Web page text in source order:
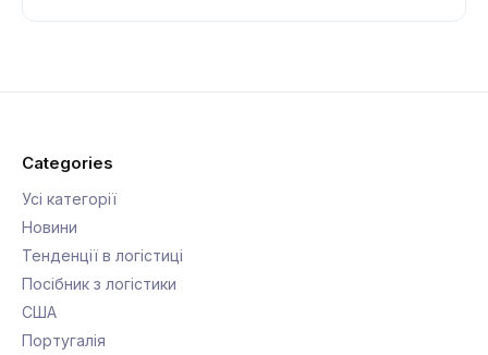
Categories
Усі категорії
Новини
Тенденції в логістиці
Посібник з логістики
США
Португалія